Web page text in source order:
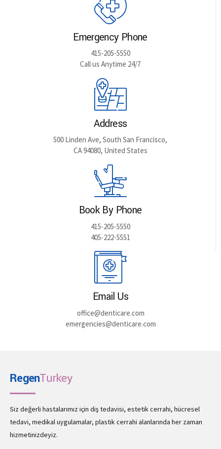
Emergency Phone
415-205-5550
Call us Anytime 24/7
Address
500 Linden Ave, South San Francisco,
CA 94080, United States
Book By Phone
415-205-5550
405-222-5551
Email Us
office@denticare.com
emergencies@denticare.com
RegenTurkey
Siz değerli hastalarımız için diş tedavisi, estetik cerrahi, hücresel
tedavi, medikal uygulamalar, plastik cerrahi alanlarında her zaman
hizmetinizdeyiz.